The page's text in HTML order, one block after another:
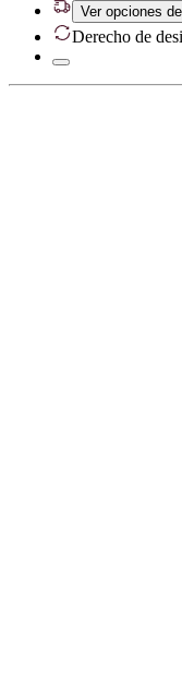
Ver opciones de
Derecho de